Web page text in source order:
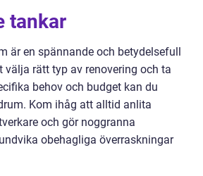
tankar
är en spännande och betydelsefull
välja rätt typ av renovering och ta
behov och budget kan du
Kom ihåg att alltid anlita
och gör noggranna
obehagliga överraskningar